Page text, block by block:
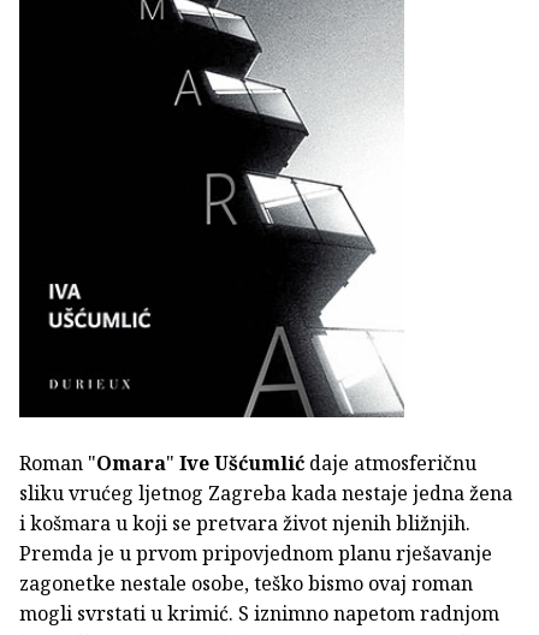
Roman "Omara" Ive Ušćumlić daje atmosferičnu
sliku vrućeg ljetnog Zagreba kada nestaje jedna žena
i košmara u koji se pretvara život njenih bližnjih.
Premda je u prvom pripovjednom planu rješavanje
zagonetke nestale osobe, teško bismo ovaj roman
mogli svrstati u krimić. S iznimno napetom radnjom